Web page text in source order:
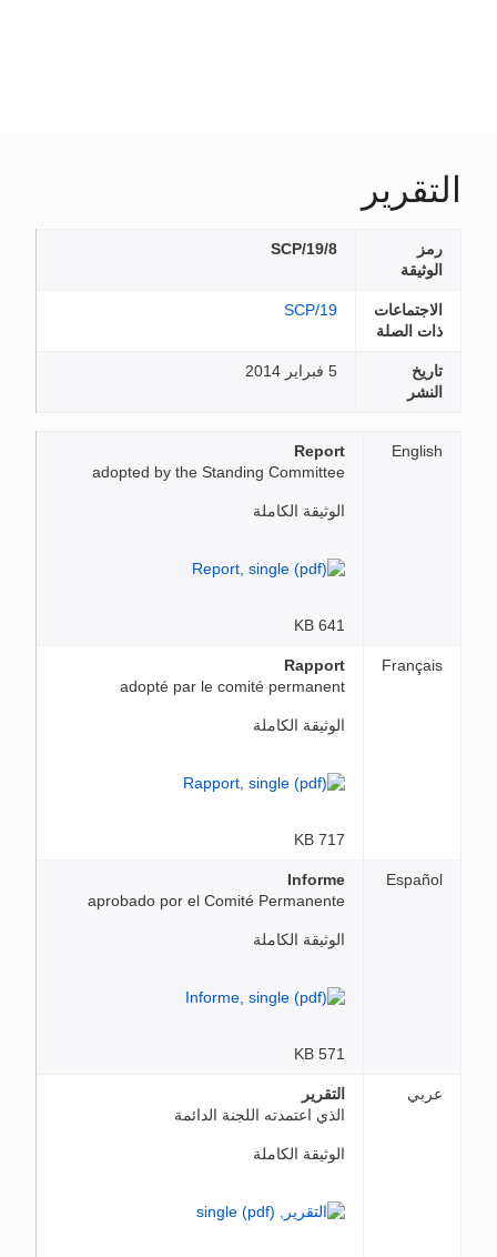
التقرير
رمز
الوثيقة
SCP/19/8
الاجتماعات
ذات الصلة
SCP/19
تاريخ
النشر
5 فبراير 2014
English
Report
adopted by the Standing Committee
الوثيقة الكاملة
641 KB
Français
Rapport
adopté par le comité permanent
الوثيقة الكاملة
717 KB
Español
Informe
aprobado por el Comité Permanente
الوثيقة الكاملة
571 KB
عربي
التقرير
الذي اعتمدته اللجنة الدائمة
الوثيقة الكاملة